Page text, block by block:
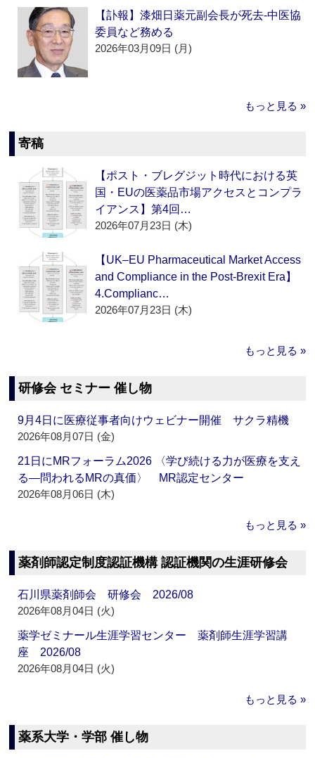
【訃報】漆畑日薬元副会長が死去‐中医協
委員など務める
2026年03月09日 (月)
もっと見る »
寄稿
【ポスト・ブレグジット時代における英
国・EUの医薬品市場アクセスとコンプラ
イアンス】第4回…
2026年07月23日 (木)
【UK–EU Pharmaceutical Market Access
and Compliance in the Post-Brexit Era】
4.Complianc…
2026年07月23日 (木)
もっと見る »
研修会 セミナー 催し物
9月4日に医療従事者向けウェビナー開催 サクラ精機
2026年08月07日 (金)
21日にMRフォーラム2026 〈学び続ける力が医療を支え
る―問われるMRの真価〉 MR認定センター
2026年08月06日 (木)
もっと見る »
薬剤師認定制度認証機構 認証機関の生涯研修会
石川県薬剤師会 研修会 2026/08
2026年08月04日 (火)
薬学ゼミナール生涯学習センター 薬剤師生涯学習講
座 2026/08
2026年08月04日 (火)
もっと見る »
薬系大学・学部 催し物